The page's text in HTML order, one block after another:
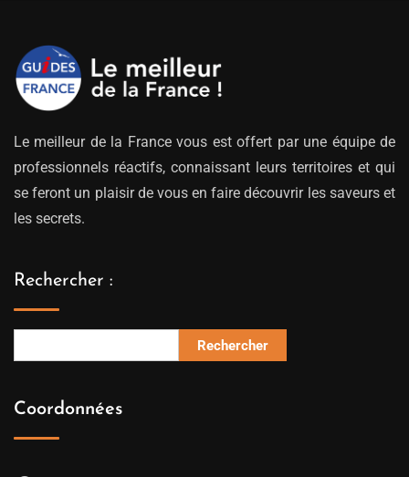
Le meilleur de la France vous est offert par une équipe de
professionnels réactifs, connaissant leurs territoires et qui
se feront un plaisir de vous en faire découvrir les saveurs et
les secrets.
Rechercher :
Rechercher
Coordonnées